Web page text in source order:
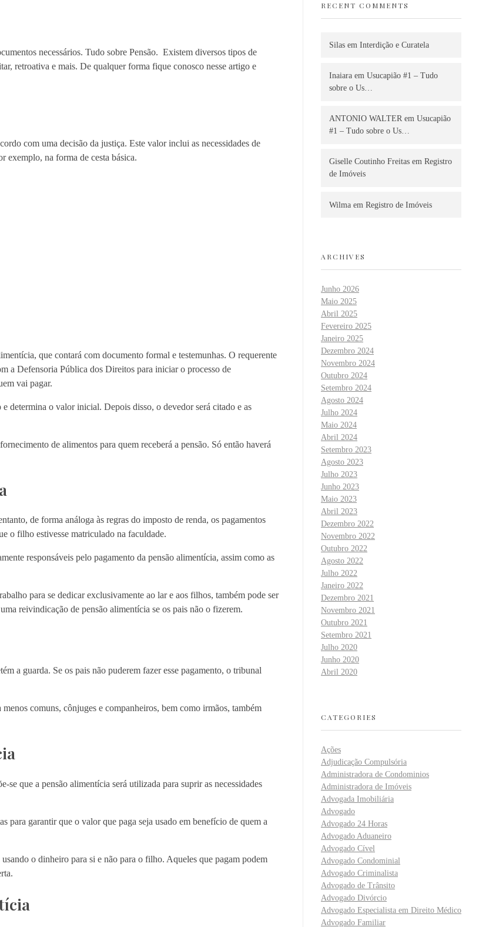
necessários. Tudo sobre Pensão. Existem diversos tipos de
retroativa e mais. De qualquer forma fique conosco nesse artigo e
com uma decisão da justiça. Este valor inclui as necessidades de
exemplo, na forma de cesta básica.
que contará com documento formal e testemunhas. O requerente
a Defensoria Pública dos Direitos para iniciar o processo de
vai pagar.
determina o valor inicial. Depois disso, o devedor será citado e as
de alimentos para quem receberá a pensão. Só então haverá
de forma análoga às regras do imposto de renda, os pagamentos
o filho estivesse matriculado na faculdade.
responsáveis ​​pelo pagamento da pensão alimentícia, assim como as
para se dedicar exclusivamente ao lar e aos filhos, também pode ser
reivindicação de pensão alimentícia se os pais não o fizerem.
a guarda. Se os pais não puderem fazer esse pagamento, o tribunal
comuns, cônjuges e companheiros, bem como irmãos, também
que a pensão alimentícia será utilizada para suprir as necessidades
para garantir que o valor que paga seja usado em benefício de quem a
o dinheiro para si e não para o filho. Aqueles que pagam podem
RECENT COMMENTS
Silas em Interdição e Curatela
Inaiara em Usucapião #1 – Tudo
sobre o Us…
ANTONIO WALTER em Usucapião
#1 – Tudo sobre o Us…
Giselle Coutinho Freitas em Registro
de Imóveis
Wilma em Registro de Imóveis
ARCHIVES
Junho 2026
Maio 2025
Abril 2025
Fevereiro 2025
Janeiro 2025
Dezembro 2024
Novembro 2024
Outubro 2024
Setembro 2024
Agosto 2024
Julho 2024
Maio 2024
Abril 2024
Setembro 2023
Agosto 2023
Julho 2023
Junho 2023
Maio 2023
Abril 2023
Dezembro 2022
Novembro 2022
Outubro 2022
Agosto 2022
Julho 2022
Janeiro 2022
Dezembro 2021
Novembro 2021
Outubro 2021
Setembro 2021
Julho 2020
Junho 2020
Abril 2020
CATEGORIES
Ações
Adjudicação Compulsória
Administradora de Condominios
Administradora de Imóveis
Advogada Imobiliária
Advogado
Advogado 24 Horas
Advogado Aduaneiro
Advogado Cível
Advogado Condominial
Advogado Criminalista
Advogado de Trânsito
Advogado Divórcio
Advogado Especialista em Direito Médico
Advogado Familiar